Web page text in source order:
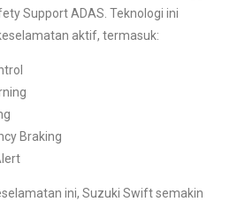
Support ADAS. Teknologi ini
aktif, termasuk:
Braking
ini, Suzuki Swift semakin